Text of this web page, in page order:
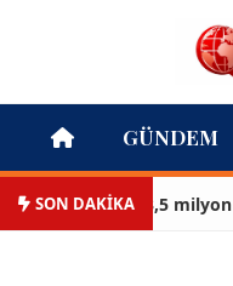
GÜNDEM
SON DAKİKA13,5 milyon